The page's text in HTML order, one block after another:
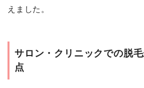
えました。
サロン・クリニックでの脱
点